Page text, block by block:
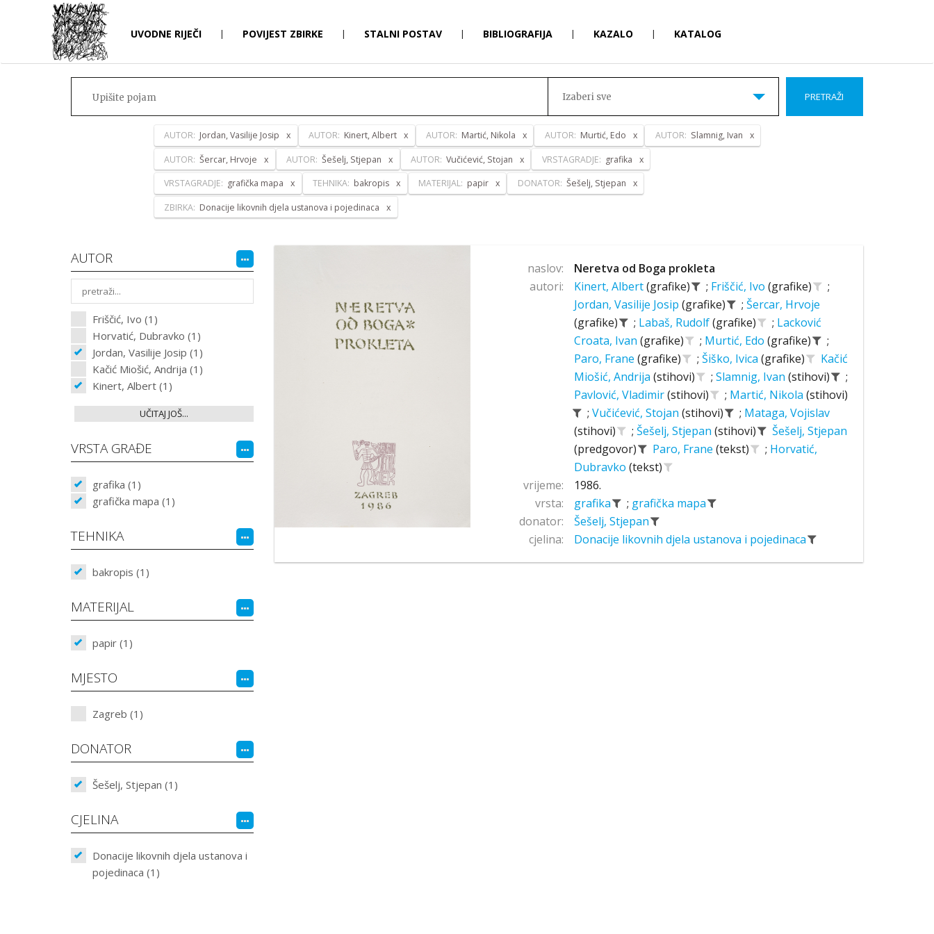
UVODNE RIJEČI | POVIJEST ZBIRKE | STALNI POSTAV | BIBLIOGRAFIJA | KAZALO | KATALOG
Izaberi sve PRETRAŽI
AUTOR: Jordan, Vasilije Josip AUTOR: Kinert, Albert AUTOR: Martić, Nikola AUTOR: Murtić, Edo AUTOR: Slamnig, Ivan
AUTOR: Šercar, Hrvoje AUTOR: Šešelj, Stjepan AUTOR: Vučićević, Stojan VRSTAGRADJE: grafika
VRSTAGRADJE: grafička mapa TEHNIKA: bakropis MATERIJAL: papir DONATOR: Šešelj, Stjepan
ZBIRKA: Donacije likovnih djela ustanova i pojedinaca
AUTOR
Friščić, Ivo (1)
Horvatić, Dubravko (1)
Jordan, Vasilije Josip (1)
Kačić Miošić, Andrija (1)
Kinert, Albert (1)
UČITAJ JOŠ...
VRSTA GRAĐE
grafika (1)
grafička mapa (1)
TEHNIKA
bakropis (1)
MATERIJAL
papir (1)
MJESTO
Zagreb (1)
DONATOR
Šešelj, Stjepan (1)
CJELINA
Donacije likovnih djela ustanova i
pojedinaca (1)
naslov:
Neretva od Boga prokleta
autori:
Kinert, Albert(grafike) ; Friščić, Ivo (grafike)
;
Jordan, Vasilije Josip (grafike) ; Šercar, Hrvoje
(grafike)
; Labaš, Rudolf(grafike) ; Lacković
Croata, Ivan (grafike) ; Murtić, Edo (grafike)
;
Paro, Frane (grafike) ; Šiško, Ivica (grafike)
Kačić
Miošić, Andrija (stihovi) ; Slamnig, Ivan (stihovi)
;
Pavlović, Vladimir(stihovi) ; Martić, Nikola (stihovi)
; Vučićević, Stojan (stihovi) ; Mataga, Vojislav
(stihovi)
; Šešelj, Stjepan (stihovi)
Šešelj, Stjepan
(predgovor)
Paro, Frane (tekst) ; Horvatić,
Dubravko (tekst)
vrijeme:
1986.
vrsta:
grafika ; grafička mapa
donator:
Šešelj, Stjepan
cjelina:
Donacije likovnih djela ustanova i pojedinaca